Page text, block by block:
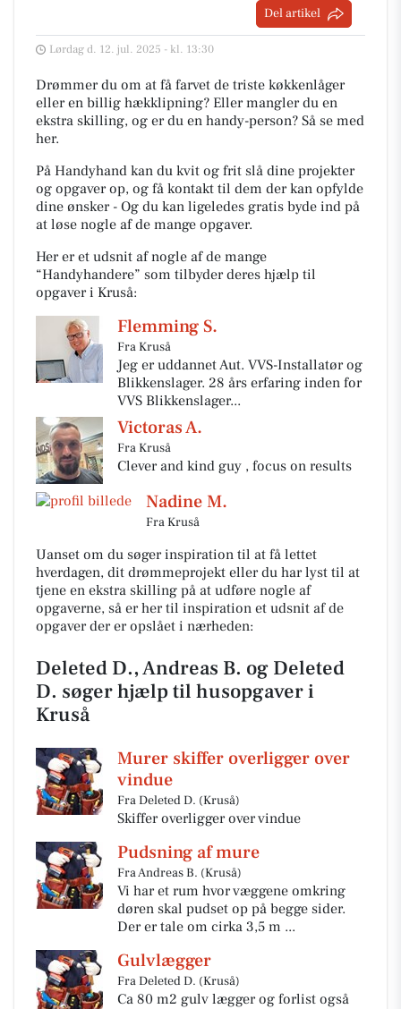
Del artikel
Lørdag d. 12. jul. 2025 - kl. 13:30
Drømmer du om at få farvet de triste køkkenlåger
eller en billig hækklipning? Eller mangler du en
ekstra skilling, og er du en handy-person? Så se med
her.
På Handyhand kan du kvit og frit slå dine projekter
og opgaver op, og få kontakt til dem der kan opfylde
dine ønsker - Og du kan ligeledes gratis byde ind på
at løse nogle af de mange opgaver.
Her er et udsnit af nogle af de mange
“Handyhandere” som tilbyder deres hjælp til
opgaver i Kruså:
Flemming S.
Fra Kruså
Jeg er uddannet Aut. VVS-Installatør og
Blikkenslager. 28 års erfaring inden for
VVS Blikkenslager...
Victoras A.
Fra Kruså
Clever and kind guy , focus on results
Nadine M.
Fra Kruså
Uanset om du søger inspiration til at få lettet
hverdagen, dit drømmeprojekt eller du har lyst til at
tjene en ekstra skilling på at udføre nogle af
opgaverne, så er her til inspiration et udsnit af de
opgaver der er opslået i nærheden:
Deleted D., Andreas B. og Deleted
D. søger hjælp til husopgaver i
Kruså
Murer skiffer overligger over
vindue
Fra Deleted D. (Kruså)
Skiffer overligger over vindue
Pudsning af mure
Fra Andreas B. (Kruså)
Vi har et rum hvor væggene omkring
døren skal pudset op på begge sider.
Der er tale om cirka 3,5 m ...
Gulvlægger
Fra Deleted D. (Kruså)
Ca 80 m2 gulv lægger og forlist også